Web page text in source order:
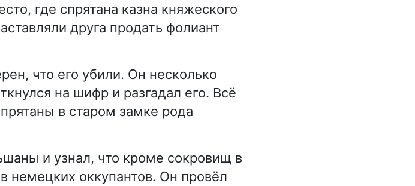
где спрятана казна княжеского
друга продать фолиант
что его убили. Он несколько
на шифр и разгадал его. Всё
в старом замке рода
и узнал, что кроме сокровищ в
немецких оккупантов. Он провёл